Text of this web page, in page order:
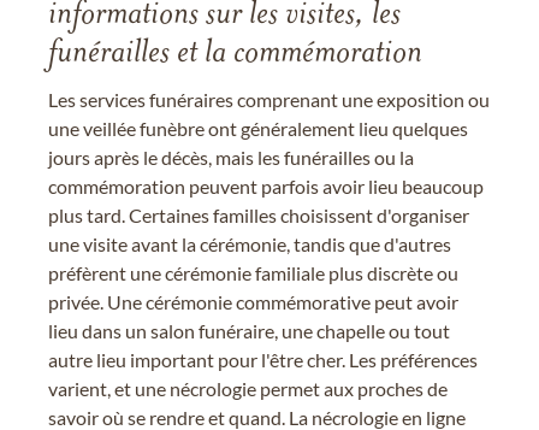
informations sur les visites, les
funérailles et la commémoration
Les services funéraires comprenant une exposition ou
une veillée funèbre ont généralement lieu quelques
jours après le décès, mais les funérailles ou la
commémoration peuvent parfois avoir lieu beaucoup
plus tard. Certaines familles choisissent d'organiser
une visite avant la cérémonie, tandis que d'autres
préfèrent une cérémonie familiale plus discrète ou
privée. Une cérémonie commémorative peut avoir
lieu dans un salon funéraire, une chapelle ou tout
autre lieu important pour l'être cher. Les préférences
varient, et une nécrologie permet aux proches de
savoir où se rendre et quand. La nécrologie en ligne